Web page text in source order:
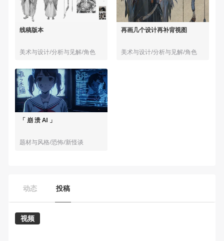
线稿版本
美术与设计/分析与见解/角色
再画几个设计再补背视图
美术与设计/分析与见解/角色
「 崩 溃 AI 」
题材与风格/恐怖/新怪谈
动态 投稿
视频